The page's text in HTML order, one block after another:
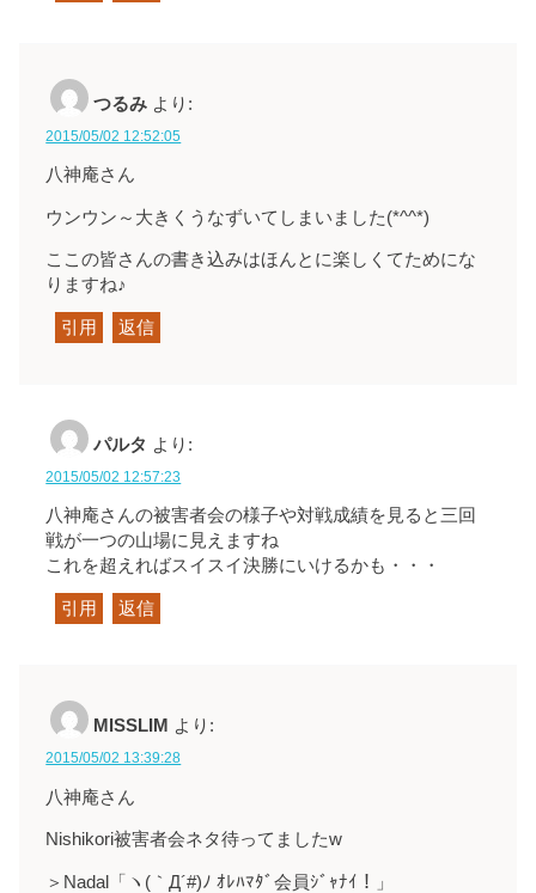
つるみ より:
2015/05/02 12:52:05
八神庵さん
ウンウン～大きくうなずいてしまいました(*^^*)
ここの皆さんの書き込みはほんとに楽しくてためにな
りますね♪
引用 返信
パルタ より:
2015/05/02 12:57:23
八神庵さんの被害者会の様子や対戦成績を見ると三回
戦が一つの山場に見えますね
これを超えればスイスイ決勝にいけるかも・・・
引用 返信
MISSLIM より:
2015/05/02 13:39:28
八神庵さん
Nishikori被害者会ネタ待ってましたw
＞Nadal「ヽ(｀Д´#)ﾉ ｵﾚﾊﾏﾀﾞ会員ｼﾞｬﾅｲ！」